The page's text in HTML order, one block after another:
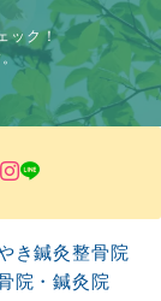
ック！
。
き鍼灸整骨院
院・鍼灸院